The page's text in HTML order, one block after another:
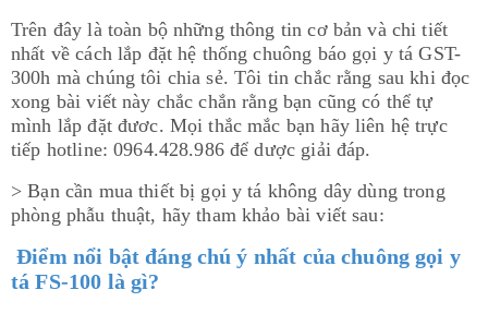
Trên đây là toàn bộ những thông tin cơ bản và chi tiết
nhất về cách lắp đặt hệ thống chuông báo gọi y tá GST-
300h mà chúng tôi chia sẻ. Tôi tin chắc rằng sau khi đọc
xong bài viết này chắc chắn rằng bạn cũng có thể tự
mình lắp đặt đươc. Mọi thắc mắc bạn hãy liên hệ trực
tiếp hotline: 0964.428.986 để dược giải đáp.
> Bạn cần mua thiết bị gọi y tá không dây dùng trong
phòng phẫu thuật, hãy tham khảo bài viết sau:
Điểm nổi bật đáng chú ý nhất của chuông gọi y
tá FS-100 là gì?